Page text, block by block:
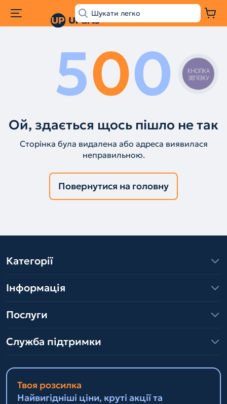
500
Ой, здається щось пішло не так
Сторінка була видалена або адреса виявилася
неправильною.
Повернутися на головну
Категорії
Інформація
Послуги
Служба підтримки
Твоя розсилка
Найвигідніші ціни, круті акції та
КНОПКА
ЗВ'ЯЗКУ